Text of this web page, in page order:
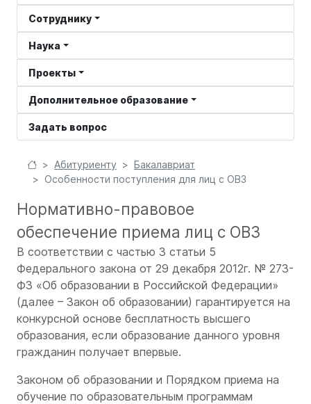
Сотруднику
Наука
Проекты
Дополнительное образование
Задать вопрос
Абитуриенту
Бакалавриат
Особенности поступления для лиц с ОВЗ
Нормативно-правовое
обеспечение приема лиц с ОВЗ
В соответствии с частью 3 статьи 5
Федерального закона от 29 декабря 2012г. № 273-
ФЗ «Об образовании в Российской Федерации»
(далее – Закон об образовании) гарантируется на
конкурсной основе бесплатность высшего
образования, если образование данного уровня
гражданин получает впервые.
Законом об образовании и Порядком приема на
обучение по образовательным программам